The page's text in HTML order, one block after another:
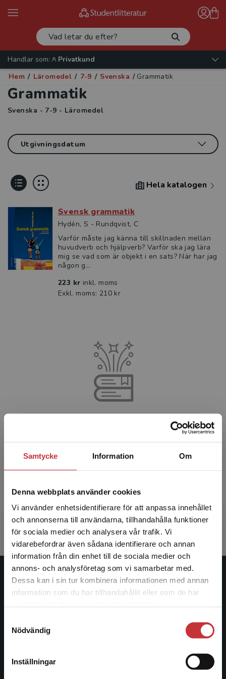
Samtycke Information Om
Denna webbplats använder cookies
Vi använder enhetsidentifierare för att anpassa innehållet
och annonserna till användarna, tillhandahålla funktioner
för sociala medier och analysera vår trafik. Vi
vidarebefordrar även sådana identifierare och annan
information från din enhet till de sociala medier och
annons- och analysföretag som vi samarbetar med.
Dessa kan i sin tur kombinera informationen med annan
information som du har tillhandahållit eller som de har
Nödvändig
Inställningar
Begränsad fraktregion
Det verkar som att du besöker
studentlitteratur.se via en enhet utanför Sverige.
Vi erbjuder inte leveranser utanför Sverige. För
att kunna slutföra ett köp måste
Handlar som:
Privatkund
Hem / Läromedel / 7-9 / Svenska / Grammatik
Grammatik
Svenska - 7-9 - Läromedel
Hela katalogen
Svensk grammatik
Hydén, S - Rundqvist, C
Varför måste jag känna till skillnaden mellan
huvudverb och hjälp­verb? Varför ska jag lära
mig se vad som är objekt i en sats? När har jag
någon g...
223 kr inkl. moms
Exkl. moms: 210 kr
Studentlitteratur
Studentlitteratur grundades 1963 och är idag Sveriges
facklitteratur, utbildningar och digitala
informationstjänster i utbudet, finns Studentlitteratur med